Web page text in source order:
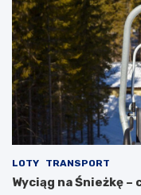
LOTY TRANSPORT
Wyciąg na Śnieżkę